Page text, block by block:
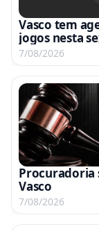
Vasco tem
jogos nesta
7/08/2026
Procuradoria
Vasco
7/08/2026